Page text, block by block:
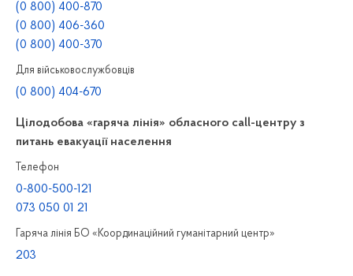
(0 800) 400-870
(0 800) 406-360
(0 800) 400-370
Для військовослужбовців
(0 800) 404-670
Цілодобова «гаряча лінія» обласного call-центру з
питань евакуації населення
Телефон
0-800-500-121
073 050 01 21
Гаряча лінія БО «Координаційний гуманітарний центр»
203